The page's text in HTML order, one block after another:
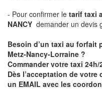
- Pour confirmer le tarif taxi
NANCY demander un devis
Besoin d’un taxi au forfait
Metz-Nancy-Lorraine ?
Commander votre taxi 24h/
Dès l’acceptation de votre
un EMAIL avec les